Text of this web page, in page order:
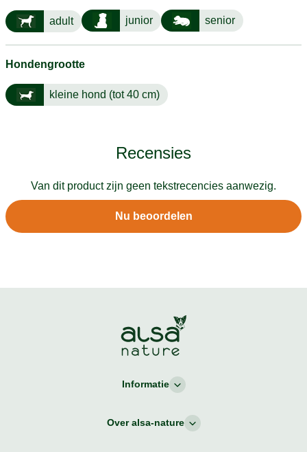
adult junior senior
Hondengrootte
kleine hond (tot 40 cm)
Recensies
Van dit product zijn geen tekstrecencies aanwezig.
Nu beoordelen
Informatie
Over alsa-nature